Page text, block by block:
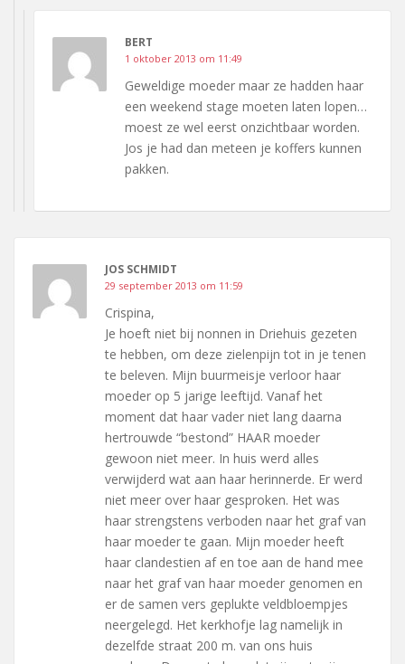
BERT
1 oktober 2013 om 11:49
Geweldige moeder maar ze hadden haar
een weekend stage moeten laten lopen…
moest ze wel eerst onzichtbaar worden.
Jos je had dan meteen je koffers kunnen
pakken.
JOS SCHMIDT
29 september 2013 om 11:59
Crispina,
Je hoeft niet bij nonnen in Driehuis gezeten
te hebben, om deze zielenpijn tot in je tenen
te beleven. Mijn buurmeisje verloor haar
moeder op 5 jarige leeftijd. Vanaf het
moment dat haar vader niet lang daarna
hertrouwde “bestond” HAAR moeder
gewoon niet meer. In huis werd alles
verwijderd wat aan haar herinnerde. Er werd
niet meer over haar gesproken. Het was
haar strengstens verboden naar het graf van
haar moeder te gaan. Mijn moeder heeft
haar clandestien af en toe aan de hand mee
naar het graf van haar moeder genomen en
er de samen vers geplukte veldbloempjes
neergelegd. Het kerkhofje lag namelijk in
dezelfde straat 200 m. van ons huis